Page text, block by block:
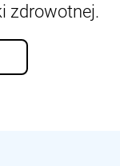
zdrowotnej.